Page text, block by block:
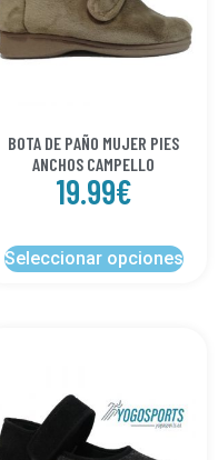
BOTA DE PAÑO MUJER PIES
ANCHOS CAMPELLO
19.99€
Seleccionar opciones